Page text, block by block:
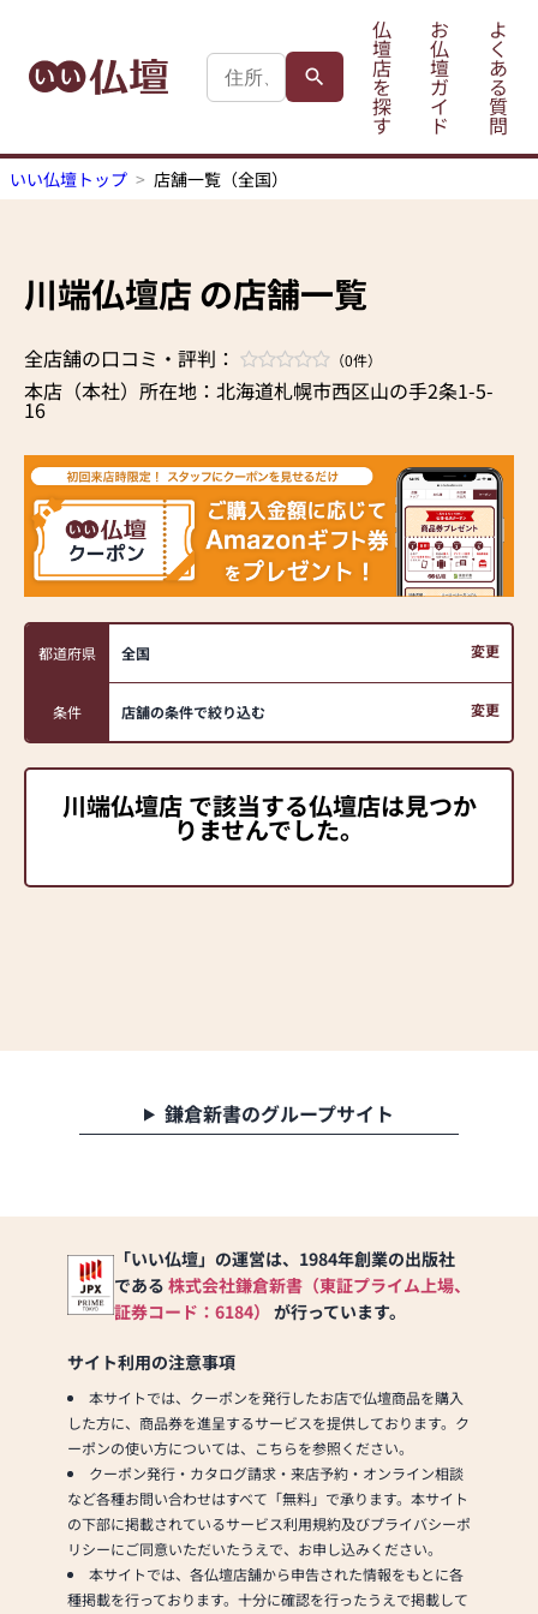
仏
壇
店
を
探
す
お
仏
壇
ガ
イ
ド
よ
く
あ
る
質
問
いい仏壇トップ 店舗一覧（全国）
川端仏壇店 の店舗一覧
全店舗の口コミ・評判： （0件）
本店（本社）所在地：北海道札幌市西区山の手2条1-5-
16
都道府県 全国 変更
条件 店舗の条件で絞り込む 変更
川端仏壇店 で該当する仏壇店は見つか
りませんでした。
鎌倉新書のグループサイト
「いい仏壇」の運営は、1984年創業の出版社
である 株式会社鎌倉新書（東証プライム上場、
証券コード：6184） が行っています。
サイト利用の注意事項
本サイトでは、クーポンを発行したお店で仏壇商品を購入
した方に、商品券を進呈するサービスを提供しております。ク
ーポンの使い方については、こちらを参照ください。
クーポン発行・カタログ請求・来店予約・オンライン相談
など各種お問い合わせはすべて「無料」で承ります。本サイト
の下部に掲載されているサービス利用規約及びプライバシーポ
リシーにご同意いただいたうえで、お申し込みください。
本サイトでは、各仏壇店舗から申告された情報をもとに各
種掲載を行っております。十分に確認を行ったうえで掲載して